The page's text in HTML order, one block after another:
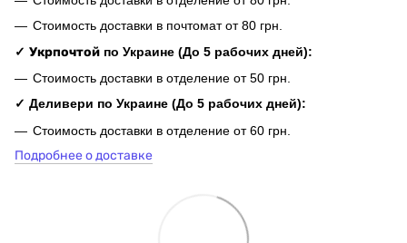
Стоимость доставки в почтомат от 80 грн.
✓ Укрпочтой по Украине (До 5 рабочих дней):
Стоимость доставки в отделение от 50 грн.
✓ Деливери по Украине (До 5 рабочих дней):
Стоимость доставки в отделение от 60 грн.
Подробнее о доставке